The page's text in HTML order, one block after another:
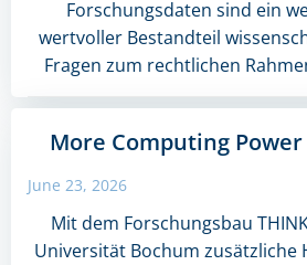
Forschungsdaten sind ein
wertvoller Bestandteil
Fragen zum rechtlichen
More Computing
June 23, 2026
Mit dem Forschungsbau
Universität Bochum zusätzliche